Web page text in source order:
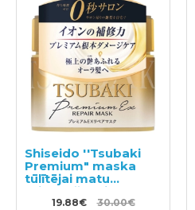
Shiseido ''Tsubaki
Premium" maska
tūlītējai matu
atjaunošanai 180g
19.88€ 30.00€